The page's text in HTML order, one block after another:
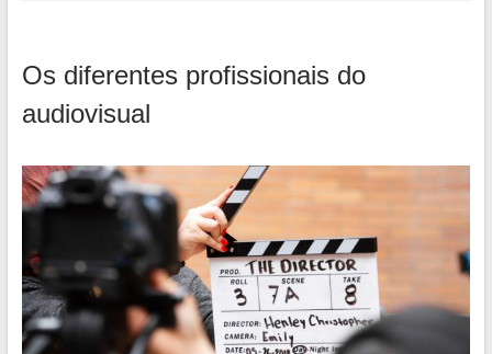
Os diferentes profissionais do
audiovisual